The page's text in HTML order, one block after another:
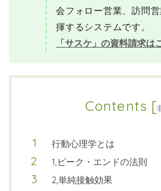
会フォロー営業、訪問
揮するシステムです。
「サスケ」の資料請求は
Contents [
行動心理学とは
1,ピーク・エンドの法則
2,単純接触効果